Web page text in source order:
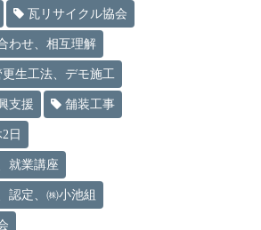
瓦リサイクル協会
わせ、相互理解
更生工法、デモ施工
支援 舗装工事
日
就業講座
認定、㈱小池組